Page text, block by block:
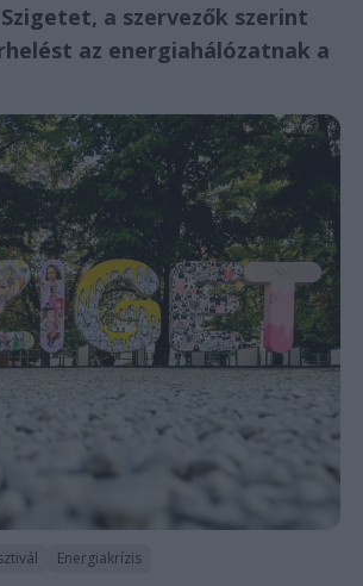
a szervezők szerint
az energiahálózatnak a
Energiakrízis